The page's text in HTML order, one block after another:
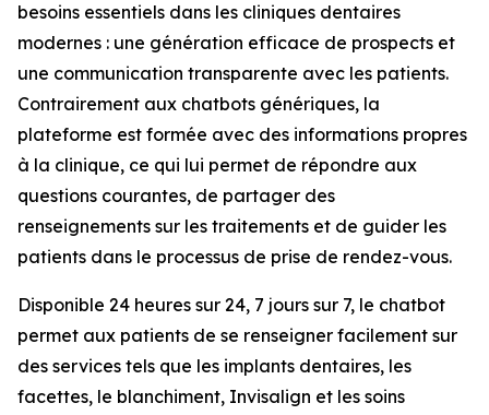
besoins essentiels dans les cliniques dentaires
modernes : une génération efficace de prospects et
une communication transparente avec les patients.
Contrairement aux chatbots génériques, la
plateforme est formée avec des informations propres
à la clinique, ce qui lui permet de répondre aux
questions courantes, de partager des
renseignements sur les traitements et de guider les
patients dans le processus de prise de rendez-vous.
Disponible 24 heures sur 24, 7 jours sur 7, le chatbot
permet aux patients de se renseigner facilement sur
des services tels que les implants dentaires, les
facettes, le blanchiment, Invisalign et les soins